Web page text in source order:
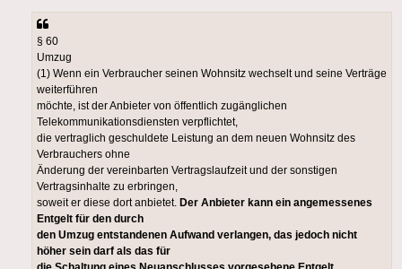
§ 60
Umzug
(1) Wenn ein Verbraucher seinen Wohnsitz wechselt und seine Verträge
weiterführen
möchte, ist der Anbieter von öffentlich zugänglichen
Telekommunikationsdiensten verpflichtet,
die vertraglich geschuldete Leistung an dem neuen Wohnsitz des
Verbrauchers ohne
Änderung der vereinbarten Vertragslaufzeit und der sonstigen
Vertragsinhalte zu erbringen,
soweit er diese dort anbietet. Der Anbieter kann ein angemessenes
Entgelt für den durch
den Umzug entstandenen Aufwand verlangen, das jedoch nicht
höher sein darf als das für